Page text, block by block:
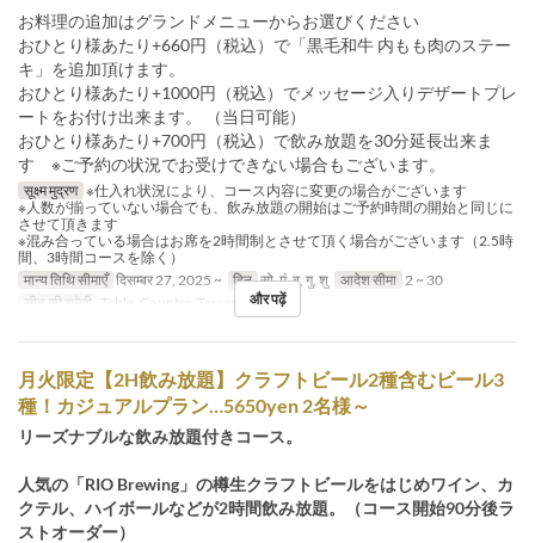
お料理の追加はグランドメニューからお選びください
おひとり様あたり+660円（税込）で「黒毛和牛 内もも肉のステー
キ」を追加頂けます。
おひとり様あたり+1000円（税込）でメッセージ入りデザートプレ
ートをお付け出来ます。 （当日可能）
おひとり様あたり+700円（税込）で飲み放題を30分延長出来ま
す ※ご予約の状況でお受けできない場合もございます。
सूक्ष्म मुद्रण ※仕入れ状況により、コース内容に変更の場合がございます
※人数が揃っていない場合でも、飲み放題の開始はご予約時間の開始と同じに
させて頂きます
※混み合っている場合はお席を2時間制とさせて頂く場合がございます（2.5時
間、3時間コースを除く）
मान्य तिथि सीमाएँ दिसम्बर 27, 2025 ~ दिन सो, मं, बु, गु, शु आदेश सीमा 2 ~ 30
सीट की श्रेणी Table, Counter, Terrace और पढ़ें
月火限定【2H飲み放題】クラフトビール2種含むビール3
種！カジュアルプラン…5650yen 2名様～
リーズナブルな飲み放題付きコース。
人気の「RIO Brewing」の樽生クラフトビールをはじめワイン、カ
クテル、ハイボールなどが2時間飲み放題。（コース開始90分後ラ
ストオーダー）